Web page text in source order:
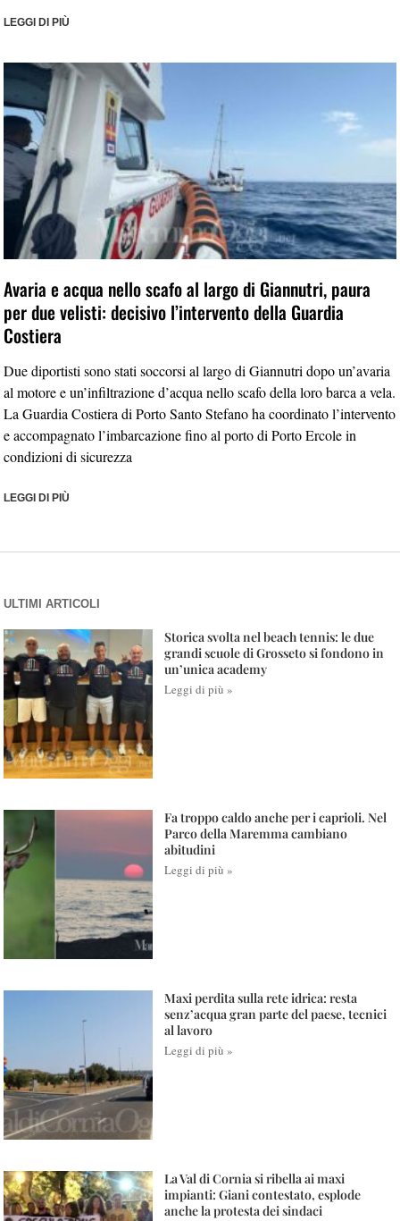
LEGGI DI PIÙ
Avaria e acqua nello scafo al largo di Giannutri, paura
per due velisti: decisivo l’intervento della Guardia
Costiera
Due diportisti sono stati soccorsi al largo di Giannutri dopo un’avaria
al motore e un’infiltrazione d’acqua nello scafo della loro barca a vela.
La Guardia Costiera di Porto Santo Stefano ha coordinato l’intervento
e accompagnato l’imbarcazione fino al porto di Porto Ercole in
condizioni di sicurezza
LEGGI DI PIÙ
ULTIMI ARTICOLI
Storica svolta nel beach tennis: le due
grandi scuole di Grosseto si fondono in
un’unica academy
Leggi di più »
Fa troppo caldo anche per i caprioli. Nel
Parco della Maremma cambiano
abitudini
Leggi di più »
Maxi perdita sulla rete idrica: resta
senz’acqua gran parte del paese, tecnici
al lavoro
Leggi di più »
La Val di Cornia si ribella ai maxi
impianti: Giani contestato, esplode
anche la protesta dei sindaci